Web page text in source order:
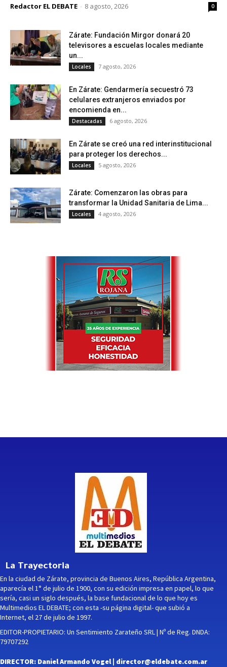
Redactor EL DEBATE - 8 agosto, 2026 0
Zárate: Fundación Mirgor donará 20
televisores a escuelas locales mediante
un...
Locales 7 agosto, 2026
En Zárate: Gendarmería secuestró 73
celulares extranjeros enviados por
encomienda en...
Destacadas 6 agosto, 2026
En Zárate se creó una red interinstitucional
para proteger los derechos...
Locales 5 agosto, 2026
Zárate: Comenzaron las obras para
transformar la Unidad Sanitaria de Lima...
Locales 4 agosto, 2026
La Trayectoria
En la ciudad de Zárate, provincia de Buenos Aires, República Argentina,
aparecía el 1° de julio de 1900, con su edición impresa en papel, lo que
sería, casi un siglo después, la base fundacional de lo que hoy es
Multimedios EL DEBATE; con esta -su página digital- que subió a
Internet, el 27 de julio de 1997.
EDITOR-PROPIETARIO: Un Sentimiento Zarateño SRL | Nº de Reg. DNDA:
79707292
DIRECTOR: Daniel Armando Vogel | director@eldebate.com.ar